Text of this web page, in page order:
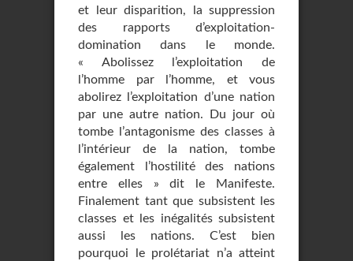
et leur disparition, la suppression
des rapports d’exploitation-
domination dans le monde.
« Abolissez l’exploitation de
l’homme par l’homme, et vous
abolirez l’exploitation d’une nation
par une autre nation. Du jour où
tombe l’antagonisme des classes à
l’intérieur de la nation, tombe
également l’hostilité des nations
entre elles » dit le Manifeste.
Finalement tant que subsistent les
classes et les inégalités subsistent
aussi les na­tions. C’est bien
pourquoi le prolétariat n’a atteint